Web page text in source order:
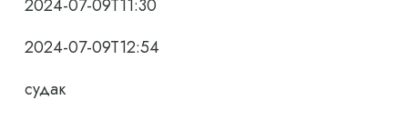
2024-07-09T11:30
2024-07-09T12:54
судак